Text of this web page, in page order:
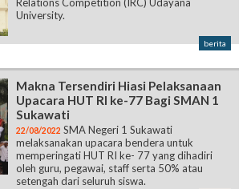
University.
berita
Makna Tersendiri Hiasi Pelaksanaan
Upacara HUT RI ke-77 Bagi SMAN 1
Sukawati
22/08/2022 SMA Negeri 1 Sukawati
melaksanakan upacara bendera untuk
memperingati HUT RI ke- 77 yang dihadiri
oleh guru, pegawai, staff serta 50% atau
setengah dari seluruh siswa.